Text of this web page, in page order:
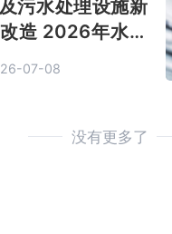
污水处理设施新
造 2026年水处
场规模约92亿元
07-08
没有更多了